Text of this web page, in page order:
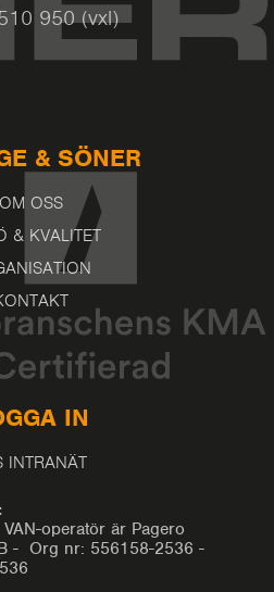
950 (vxl)
& SÖNER
OM OSS
& KVALITET
IN
INTRANÄT
operatör är Pagero
- Org nr: 556158-2536 -